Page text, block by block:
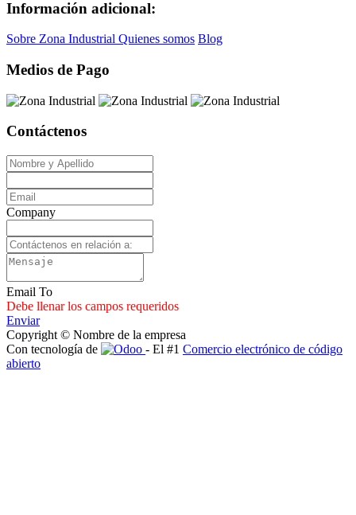
Información adicional:
Sobre Zona Industrial Quienes somos Blog
Medios de Pago
Contáctenos
Company
Email To
Debe llenar los campos requeridos
Enviar
Copyright © Nombre de la empresa
Con tecnología de
- El #1 Comercio electrónico de código
abierto